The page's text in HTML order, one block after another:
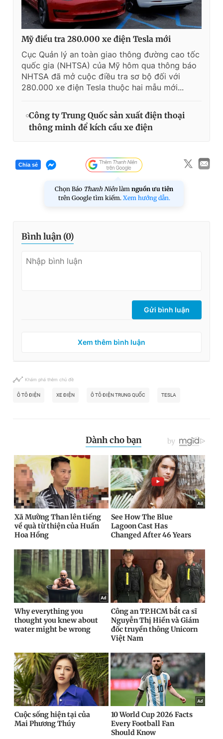
Mỹ điều tra 280.000 xe điện Tesla mới
Cục Quản lý an toàn giao thông đường cao tốc
quốc gia (NHTSA) của Mỹ hôm qua thông báo
NHTSA đã mở cuộc điều tra sơ bộ đối với
280.000 xe điện Tesla thuộc hai mẫu mới...
Công ty Trung Quốc sản xuất điện thoại
thông minh để kích cầu xe điện
Chia sẻ
Chọn Báo Thanh Niên làm nguồn ưu tiên
trên Google tìm kiếm. Xem hướng dẫn.
Bình luận (0)
Gửi bình luận
Xem thêm bình luận
Khám phá thêm chủ đề
Ô TÔ ĐIỆN XE ĐIỆN Ô TÔ ĐIỆN TRUNG QUỐC TESLA